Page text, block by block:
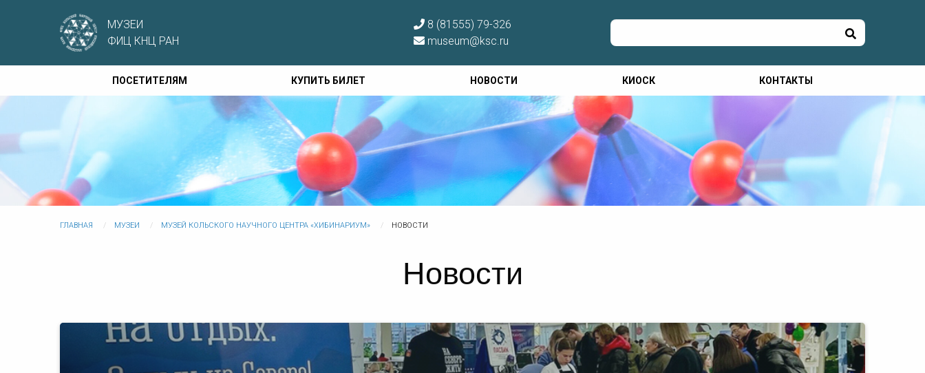
МУЗЕИ
ФИЦ КНЦ РАН
8 (81555) 79-326
museum@ksc.ru
ПОСЕТИТЕЛЯМ КУПИТЬ БИЛЕТ НОВОСТИ КИОСК КОНТАКТЫ
ГЛАВНАЯ МУЗЕИ МУЗЕЙ КОЛЬСКОГО НАУЧНОГО ЦЕНТРА «ХИБИНАРИУМ» НОВОСТИ
Новости